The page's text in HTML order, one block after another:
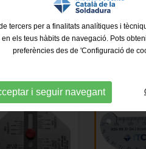
tercers per a finalitats analítiques i
els teus hàbits de navegació. Pots
preferències des de 'Configuració de
i seguir navegant